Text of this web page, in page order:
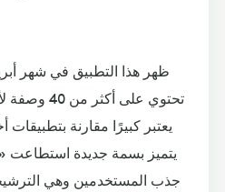
ظهر هذا التطبيق في شهر
تحتوي على
جذب المستخدمين وهي